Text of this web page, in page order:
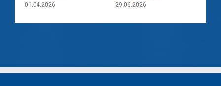
01.04.2026 29.06.2026